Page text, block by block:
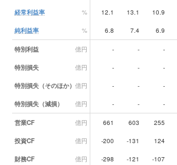
経常利益率 % 12.1 13.1 10.9
純利益率 % 6.8 7.4 6.9
特別利益 億円 - - -
特別損失 億円 - - -
特別損失（そのほか） 億円 - - -
特別損失（減損） 億円 - - -
営業CF 億円 661 603 255
投資CF 億円 -200 -131 124
財務CF 億円 -298 -121 -107